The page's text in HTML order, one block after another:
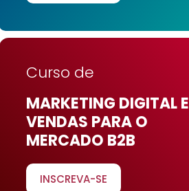
Curso de
MARKETING DIGITAL E
VENDAS PARA O
MERCADO B2B
INSCREVA-SE